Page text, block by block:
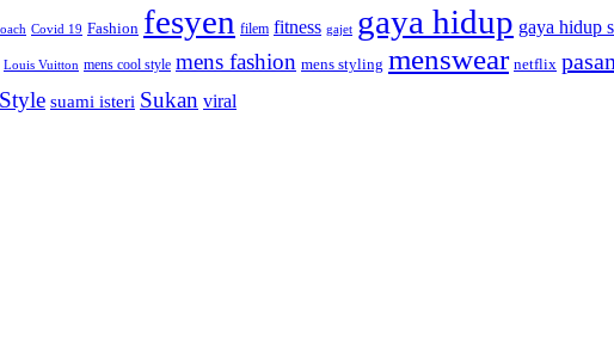
Covid 19 Fashion fesyen filem fitness gajet gaya hidup gaya hidup
Louis Vuitton mens cool style mens fashion mens styling menswear netflix
Style suami isteri Sukan viral